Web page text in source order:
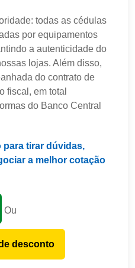
todas as cédulas
por equipamentos
a autenticidade do
lojas. Além disso,
do contrato de
fiscal, em total
do Banco Central
para tirar dúvidas,
a melhor cotação
Ou
desconto